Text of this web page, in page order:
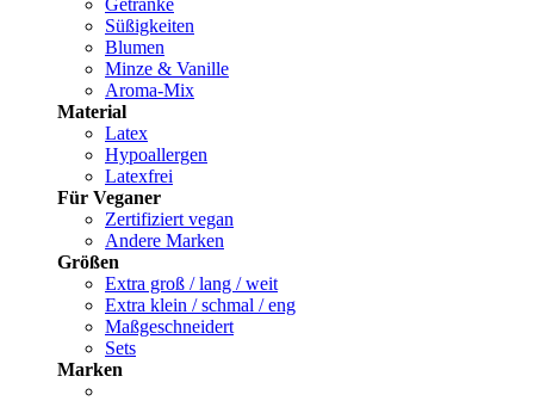
Getränke
Süßigkeiten
Blumen
Minze & Vanille
Aroma-Mix
Material
Latex
Hypoallergen
Latexfrei
Für Veganer
Zertifiziert vegan
Andere Marken
Größen
Extra groß / lang / weit
Extra klein / schmal / eng
Maßgeschneidert
Sets
Marken